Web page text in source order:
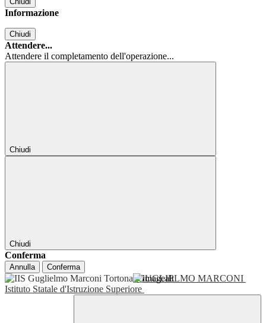
Informazione
Chiudi
Attendere...
Attendere il completamento dell'operazione...
Chiudi
Chiudi
Conferma
Annulla Conferma
GUGLIELMO MARCONI
Istituto Statale d'Istruzione Superiore